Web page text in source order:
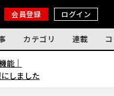
会員登録 ログイン
カテゴリ 連載
能｜
しました